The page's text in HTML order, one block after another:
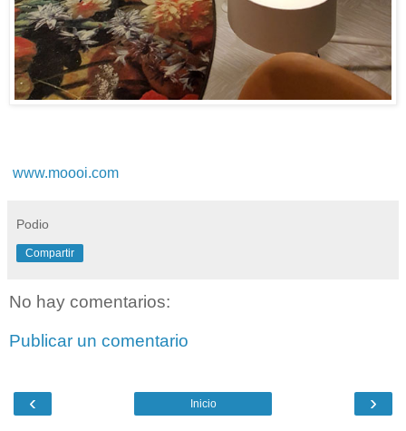
www.moooi.com
Podio
Compartir
No hay comentarios:
Publicar un comentario
‹ ›
Inicio